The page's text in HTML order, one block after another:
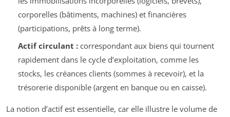
corporelles (bâtiments, machines) et financières
(participations, prêts à long terme).
Actif circulant :correspondant aux biens qui tournent
rapidement dans le cycle d’exploitation, comme les
stocks, les créances clients (sommes à recevoir), et la
trésorerie disponible (argent en banque ou en caisse).
La notion d’actif est essentielle, car elle illustre le volume de